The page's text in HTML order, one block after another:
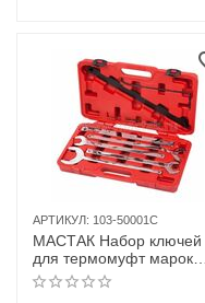
АРТИКУЛ: 103-50001C
МАСТАК Набор ключей
для термомуфт марок
Mercedes / BMW / FORD,
кейс, 10 предметов